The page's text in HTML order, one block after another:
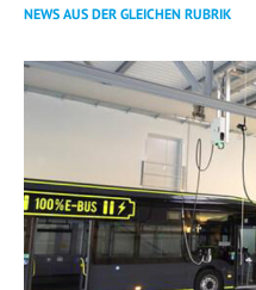
NEWS AUS DER GLEICHEN RUBRIK